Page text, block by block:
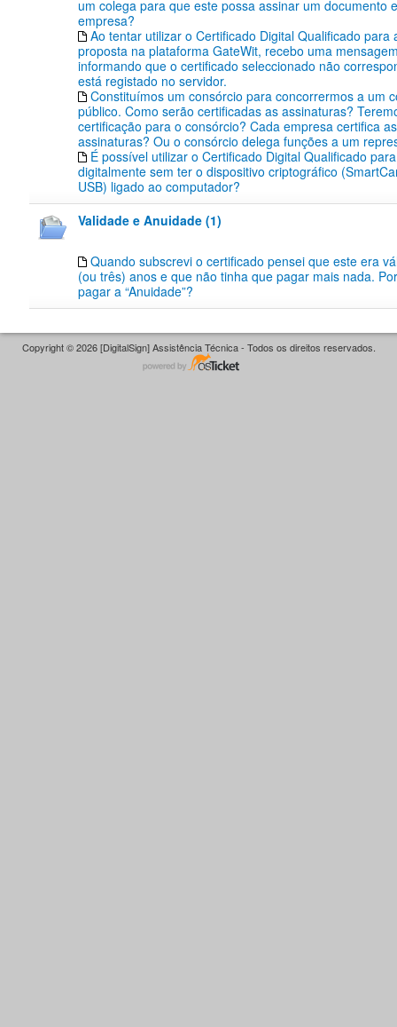
um colega para que este possa assinar um documento
empresa?
Ao tentar utilizar o Certificado Digital Qualificado para
proposta na plataforma GateWit, recebo uma
informando que o certificado seleccionado não
está registado no servidor.
Constituímos um consórcio para concorrermos a um
público. Como serão certificadas as assinaturas?
certificação para o consórcio? Cada empresa certifica
assinaturas? Ou o consórcio delega funções a um
É possível utilizar o Certificado Digital Qualificado
digitalmente sem ter o dispositivo criptográfico
USB) ligado ao computador?
Validade e Anuidade (1)
Quando subscrevi o certificado pensei que este era
(ou três) anos e que não tinha que pagar mais nada.
pagar a “Anuidade”?
Copyright © 2026 [DigitalSign] Assistência Técnica - Todos os direitos reservados.